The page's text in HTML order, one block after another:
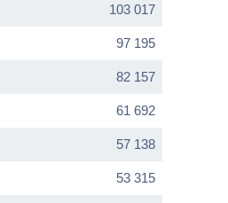
103 017
97 195
82 157
61 692
57 138
53 315